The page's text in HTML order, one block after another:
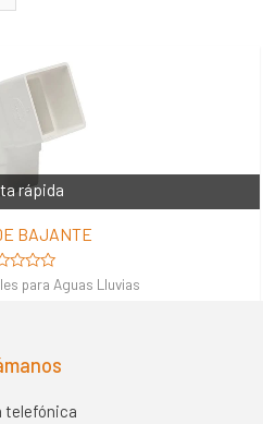
rápida
BAJANTE
para Aguas Lluvias
telefónica